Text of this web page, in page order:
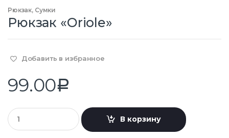
Рюкзак, Сумки
Рюкзак «Oriole»
Добавить в избранное
99.00Р
К
о
л
В корзину